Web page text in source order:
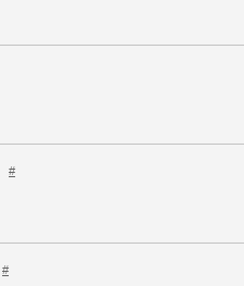
#
#